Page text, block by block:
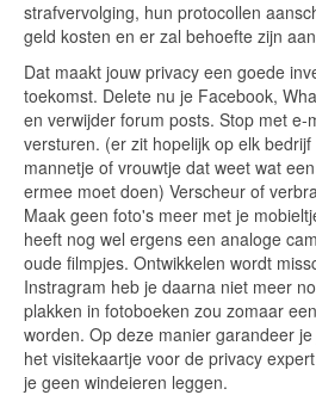
strafvervolging, hun protocollen
geld kosten en er zal behoefte zijn
Dat maakt jouw privacy een goede
toekomst. Delete nu je Facebook,
en verwijder forum posts. Stop met e-
versturen. (er zit hopelijk op elk
mannetje of vrouwtje dat weet wat
ermee moet doen) Verscheur of
Maak geen foto's meer met je
heeft nog wel ergens een analoge
oude filmpjes. Ontwikkelen wordt
Instragram heb je daarna niet meer
plakken in fotoboeken zou zomaar
worden. Op deze manier garandeer
het visitekaartje voor de privacy
je geen windeieren leggen.